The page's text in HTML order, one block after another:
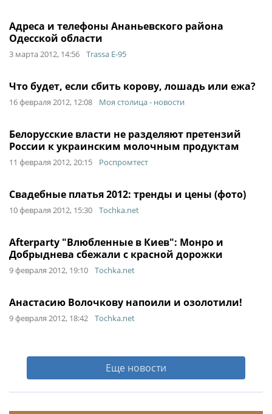
Адреса и телефоны Ананьевского района
Одесской области
3 марта 2012, 14:56 Trassa E-95
Что будет, если сбить корову, лошадь или ежа?
16 февраля 2012, 12:08 Моя столица - новости
Белорусские власти не разделяют претензий
России к украинским молочным продуктам
11 февраля 2012, 20:15 Роспромтест
Свадебные платья 2012: тренды и цены (фото)
10 февраля 2012, 15:30 Tochka.net
Afterparty "Влюбленные в Киев": Монро и
Добрыднева сбежали с красной дорожки
9 февраля 2012, 19:10 Tochka.net
Анастасию Волочкову напоили и озолотили!
9 февраля 2012, 18:42 Tochka.net
Еще новости